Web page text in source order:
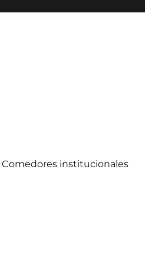
Comedores institucionales